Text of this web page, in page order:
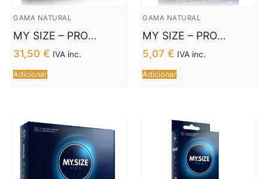
GAMA NATURAL
MY SIZE – PRO
PRESERVATIVOS 60
MM 36 UNIDADES
31,50 € IVA inc.
Adicionar
GAMA NATURAL
MY SIZE – PRO
PRESERVATIVOS 60
MM 3 UNIDADES
5,07 € IVA inc.
Adicionar